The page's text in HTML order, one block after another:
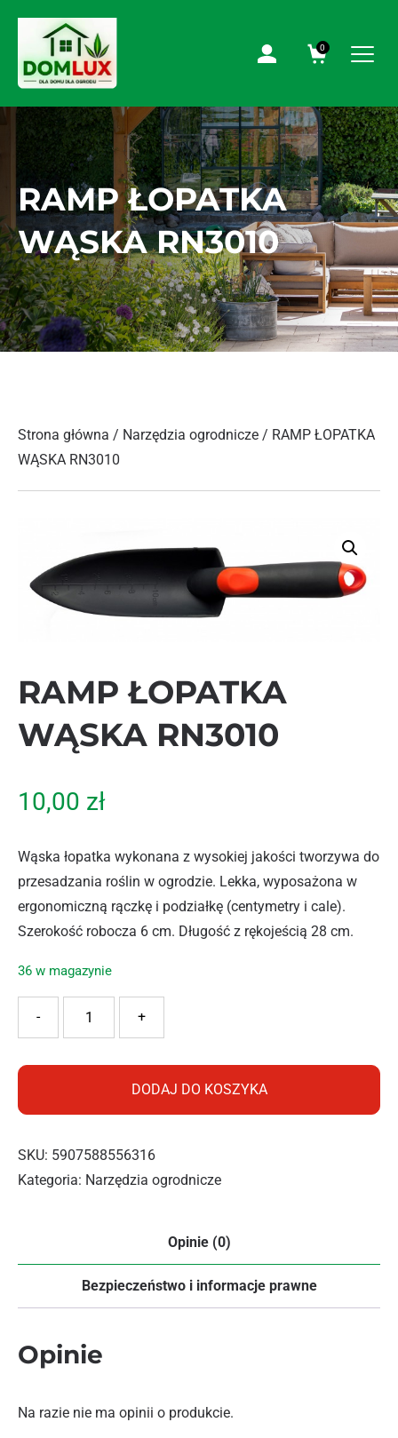
0
RAMP ŁOPATKA
WĄSKA RN3010
Strona główna / Narzędzia ogrodnicze / RAMP ŁOPATKA
WĄSKA RN3010
RAMP ŁOPATKA
WĄSKA RN3010
10,00 zł
Wąska łopatka wykonana z wysokiej jakości tworzywa do
przesadzania roślin w ogrodzie. Lekka, wyposażona w
ergonomiczną rączkę i podziałkę (centymetry i cale).
Szerokość robocza 6 cm. Długość z rękojeścią 28 cm.
36 w magazynie
+
-
DODAJ DO KOSZYKA
SKU: 5907588556316
Kategoria: Narzędzia ogrodnicze
Opinie (0)
Bezpieczeństwo i informacje prawne
Opinie
Na razie nie ma opinii o produkcie.